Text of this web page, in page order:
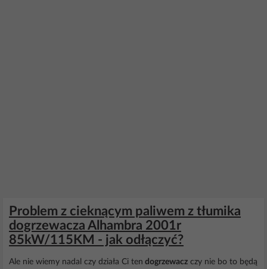
Problem z cieknącym paliwem z tłumika
dogrzewacza Alhambra 2001r
85kW/115KM - jak odłączyć?
Ale nie wiemy nadal czy działa Ci ten dogrzewacz czy nie bo to będą